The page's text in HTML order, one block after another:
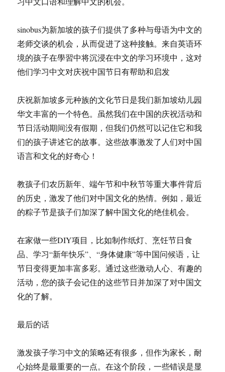
sinobus为新加坡的孩子们提供了多种与母语为中文的
老师交​​谈的机会，从而促进了这种接触。来自英语环
境的孩子在學習中将沉浸在中文的学习环境中，这对
他们学习中文对庆祝中国节日有帮助和启发
庆祝新加坡多元种族的文化节日是我们新加坡幼儿园
华文丰富的一个特色。虽然我们在中国的庆祝活动和
节日活动期间没有假期，但我们仍然可以记住它和我
们的孩子讲述它的故事。这些故事激发了人们对中国
语言和文化的好奇心！
教孩子们农历新年、端午节和中秋节等重大事件背后
的历史，激发了他们对中国文化的热情。例如，最近
的粽子节是孩子们加深了解中国文化的绝佳机会。
在家做一些DIY项目，比如制作纸灯、烹饪节日食
品、学习“新年快乐”、“身体健康”等中国问候语，让
节日变得更加丰富多彩。通过这些激动人心、有趣的
活动，您的孩子会记住的这些节日并加深了对中国文
化的了解。
最后的话
激发孩子学习中文的策略还有很多，但作为家长，耐
心始终是最重要的一点。在这个阶段，一些错误是显